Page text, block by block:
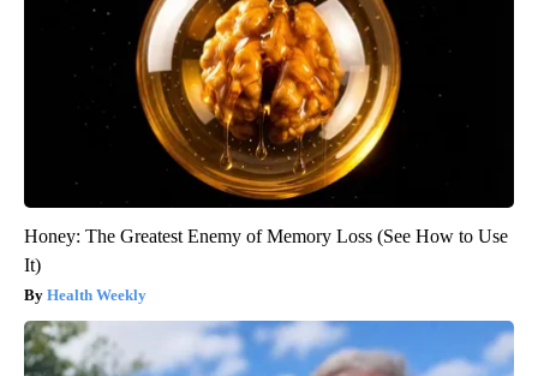
Honey: The Greatest Enemy of Memory Loss (See How to Use
It)
Health Weekly